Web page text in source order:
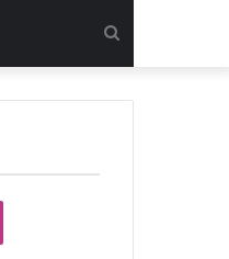
por